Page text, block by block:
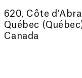
620, Côte
Québec
Canada